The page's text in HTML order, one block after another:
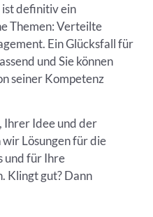
ist definitiv ein
Themen: Verteilte
Ein Glücksfall für
und Sie können
seiner Kompetenz
Idee und der
Lösungen für die
und für Ihre
Klingt gut? Dann